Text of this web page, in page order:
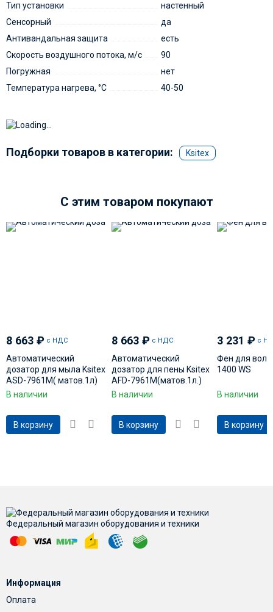
Тип установки
настенный
Сенсорный
да
Антивандальная защита
есть
Скорость воздушного потока, м/с
90
Погружная
нет
Температура нагрева, °С
40-50
Подборки товаров в категории: Ksitex
C этим товаром покупают
8 663 ₽ с НДС
Автоматический
дозатор для мыла Ksitex
ASD-7961М( матов.1л)
В наличии
В корзину
8 663 ₽ с НДС
Автоматический
дозатор для пены Ksitex
AFD-7961М(матов.1л.)
В наличии
В корзину
3 231 ₽ с
Фен для
1400 WS
В наличии
В корзину
Федеральный магазин оборудования и техники
Информация
Оплата